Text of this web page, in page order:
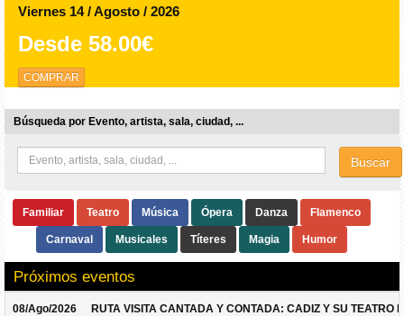
Viernes 14 / Agosto / 2026
Desde 58.00€
COMPRAR
Búsqueda por Evento, artista, sala, ciudad, ...
Buscar
Familiar Teatro Música Ópera Danza Flamenco
Carnaval Musicales Títeres Magia Humor
Próximos eventos
08/Ago/2026 RUTA VISITA CANTADA Y CONTADA: CADIZ Y SU TEATRO